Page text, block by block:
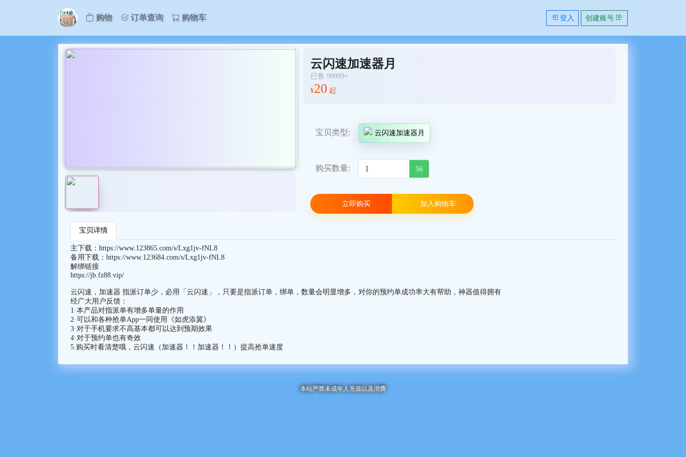
购物 订单查询 购物车 登入 创建账号
云闪速加速器月
已售 99999+
¥20 起
宝贝类型: 云闪速加速器月
购买数量: 56
立即购买 加入购物车
宝贝详情
主下载： https://www.123865.com/s/Lxg1jv-fNL8
备用下载： https://www.123684.com/s/Lxg1jv-fNL8
解绑链接
https://jb.fz88.vip/
云闪速，加速器 指派订单少，必用「云闪速」，只要是指派订单，绑单，数量会明显增多，对你的预约单成功率大有帮助，神器值得拥有
经广大用户反馈：
1·本产品对指派单有增多单量的作用
2·可以和各种抢单App一同使用《如虎添翼》
3·对于手机要求不高基本都可以达到预期效果
4·对于预约单也有奇效
5.购买时看清楚哦，云闪速（加速器！！加速器！！）提高抢单速度
本站严禁未成年人充值以及消费